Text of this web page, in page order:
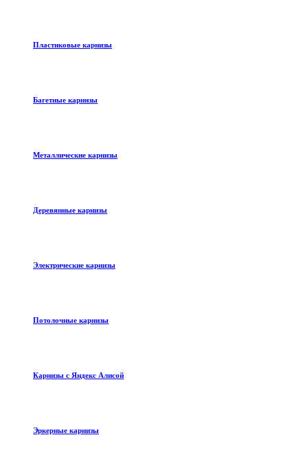
Пластиковые карнизы
Багетные карнизы
Металлические карнизы
Деревянные карнизы
Электрические карнизы
Потолочные карнизы
Карнизы с Яндекс Алисой
Эркерные карнизы